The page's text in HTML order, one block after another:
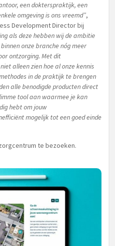
een dokterspraktijk, een
omgeving is ons vreemd”,
Development Director bij
als deze hebben wij de ambitie
onze branche nóg meer
ontzorging. Met dit
alleen zien hoe al onze kennis
in de praktijk te brengen
alle benodigde producten direct
tool aan waarmee je kan
hebt om jouw
mogelijk tot een goed einde
te bezoeken.